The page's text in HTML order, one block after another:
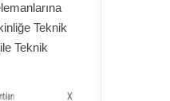
Teknik
Teknik